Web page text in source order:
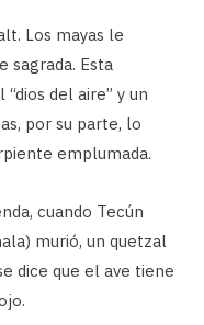
Los mayas le
sagrada. Esta
del aire” y un
por su parte, lo
emplumada.
cuando Tecún
murió, un quetzal
dice que el ave tiene